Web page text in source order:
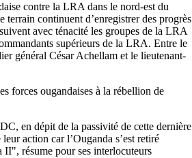
contre la LRA dans le nord-est du
continuent d’enregistrer des
avec ténacité les groupes de la LRA
supérieurs de la LRA. Entre le
général César Achellam et le lieutenant-
forces ougandaises à la rébellion de
en dépit de la passivité de cette
action car l’Ouganda s’est retiré
II", résume pour ses interlocuteurs